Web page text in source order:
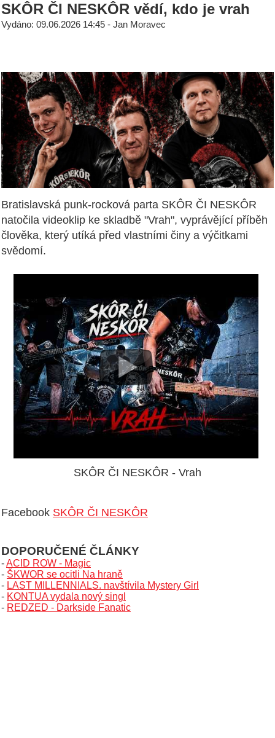
SKÔR ČI NESKÔR vědí, kdo je vrah
Vydáno: 09.06.2026 14:45 - Jan Moravec
Bratislavská punk-rocková parta SKÔR ČI NESKÔR
natočila videoklip ke skladbě "Vrah", vyprávějící příběh
člověka, který utíká před vlastními činy a výčitkami
svědomí.
SKÔR ČI NESKÔR - Vrah
Facebook SKÔR ČI NESKÔR
DOPORUČENÉ ČLÁNKY
-ACID ROW - Magic
- ŠKWOR se ocitli Na hraně
- LAST MILLENNIALS. navštívila Mystery Girl
- KONTUA vydala nový singl
- REDZED - Darkside Fanatic